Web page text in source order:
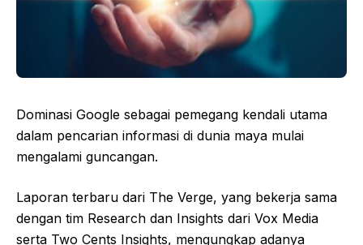
Dominasi Google sebagai pemegang kendali utama
dalam pencarian informasi di dunia maya mulai
mengalami guncangan.
Laporan terbaru dari The Verge, yang bekerja sama
dengan tim Research dan Insights dari Vox Media
serta Two Cents Insights, mengungkap adanya